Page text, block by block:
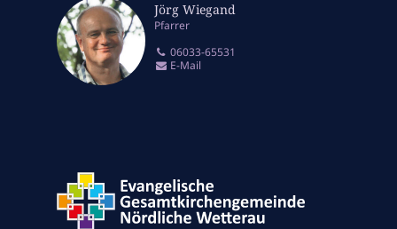
Jörg Wiegand
Pfarrer
06033-65531
E-Mail